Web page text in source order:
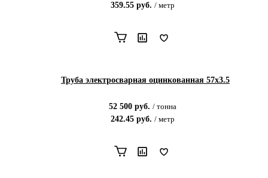
359.55руб. / метр
Труба электросварная оцинкованная 57х3.5
52 500руб. / тонна
242.45руб. / метр